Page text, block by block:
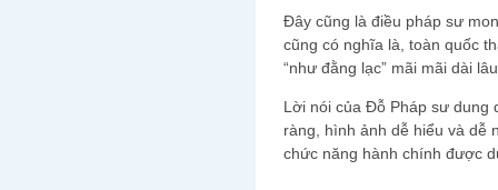
Đây cũng là điều pháp sư
cũng có nghĩa là, toàn quốc
“như đằng lạc” mãi mãi dài
Lời nói của Đỗ Pháp sư dung
ràng, hình ảnh dễ hiểu và dễ
chức năng hành chính được